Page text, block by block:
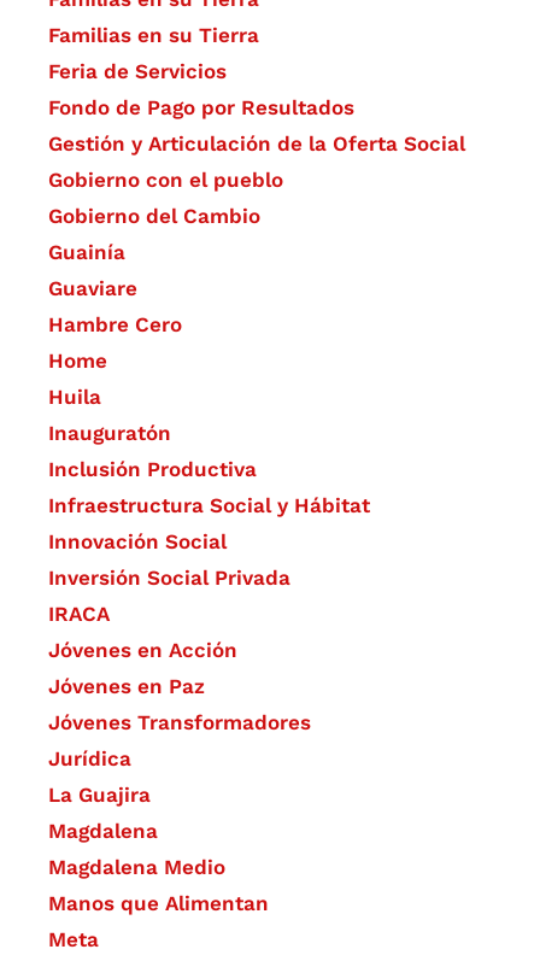
Familias en su Tierra
Feria de Servicios
Fondo de Pago por Resultados
Gestión y Articulación de la Oferta Social
Gobierno con el pueblo
Gobierno del Cambio
Guainía
Guaviare
Hambre Cero
Home
Huila
Inauguratón
Inclusión Productiva
Infraestructura Social y Hábitat
​Innovación Social
Inversión Social Privada
IRACA
Jóvenes en Acción
Jóvenes en Paz
Jóvenes Transformadores
Jurídica
La Guajira
Magdalena
Magdalena Medio
Manos que Alimentan
Meta